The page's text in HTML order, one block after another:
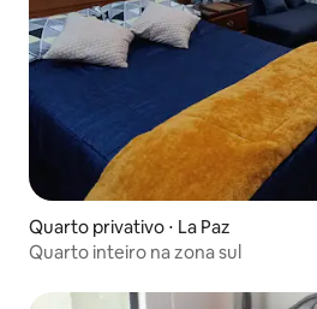
Quarto privativo ⋅ La Paz
Quarto inteiro na zona sul